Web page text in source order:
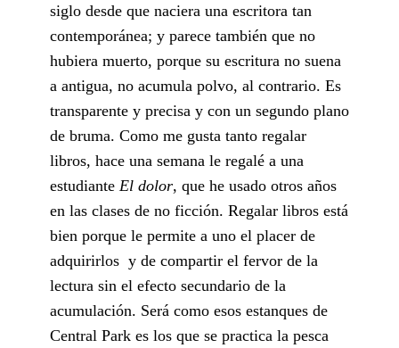
siglo desde que naciera una escritora tan
contemporánea; y parece también que no
hubiera muerto, porque su escritura no suena
a antigua, no acumula polvo, al contrario. Es
transparente y precisa y con un segundo plano
de bruma. Como me gusta tanto regalar
libros, hace una semana le regalé a una
estudiante El dolor, que he usado otros años
en las clases de no ficción. Regalar libros está
bien porque le permite a uno el placer de
adquirirlos y de compartir el fervor de la
lectura sin el efecto secundario de la
acumulación. Será como esos estanques de
Central Park es los que se practica la pesca